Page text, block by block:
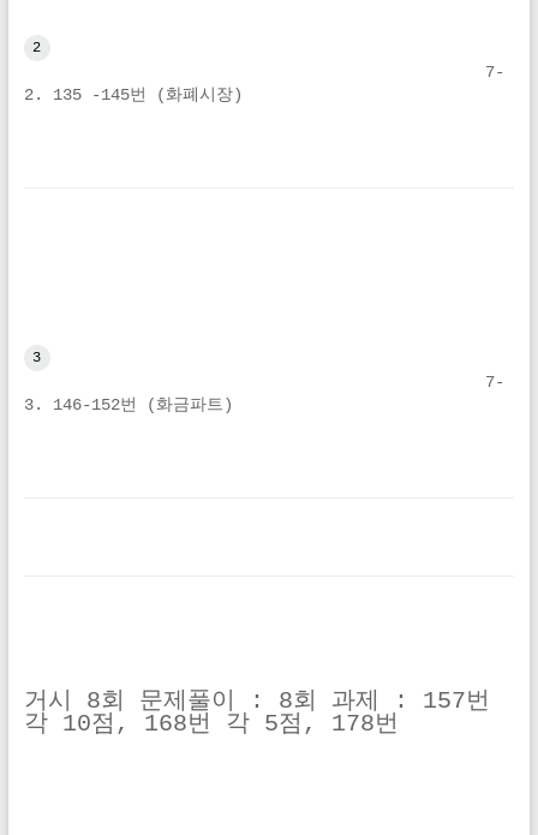
2
7-
2. 135 -145번 (화폐시장)
3
7-
3. 146-152번 (화금파트)
거시 8회 문제풀이 : 8회 과제 : 157번
각 10점, 168번 각 5점, 178번